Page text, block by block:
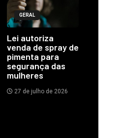
GERAL
Lei autoriza
venda de spray de
pimenta para
segurança das
mulheres
27 de julho de 2026